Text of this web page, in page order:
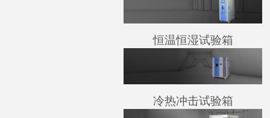
恒温恒湿试验箱
冷热冲击试验箱